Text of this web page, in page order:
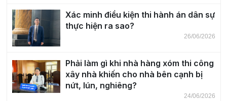
Xác minh điều kiện thi hành án dân sự
thực hiện ra sao?
26/06/2026
Phải làm gì khi nhà hàng xóm thi công
xây nhà khiến cho nhà bên cạnh bị
nứt, lún, nghiêng?
24/06/2026